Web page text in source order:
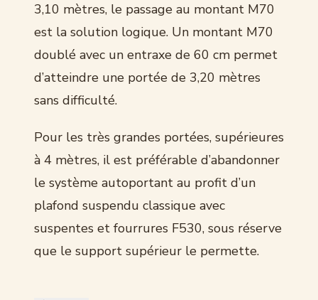
3,10 mètres, le passage au montant M70
est la solution logique. Un montant M70
doublé avec un entraxe de 60 cm permet
d’atteindre une portée de 3,20 mètres
sans difficulté.
Pour les très grandes portées, supérieures
à 4 mètres, il est préférable d’abandonner
le système autoportant au profit d’un
plafond suspendu classique avec
suspentes et fourrures F530, sous réserve
que le support supérieur le permette.